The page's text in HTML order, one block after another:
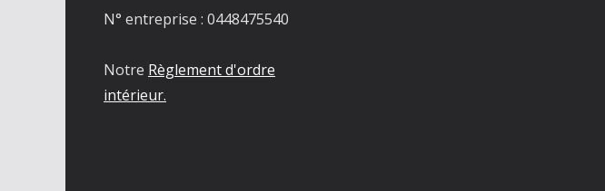
N° entreprise : 0448475540
Notre Règlement d'ordre
intérieur.